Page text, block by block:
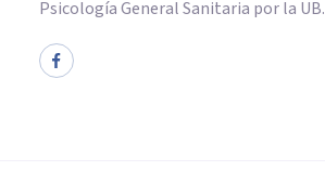
Psicología General Sanitaria por la UB.